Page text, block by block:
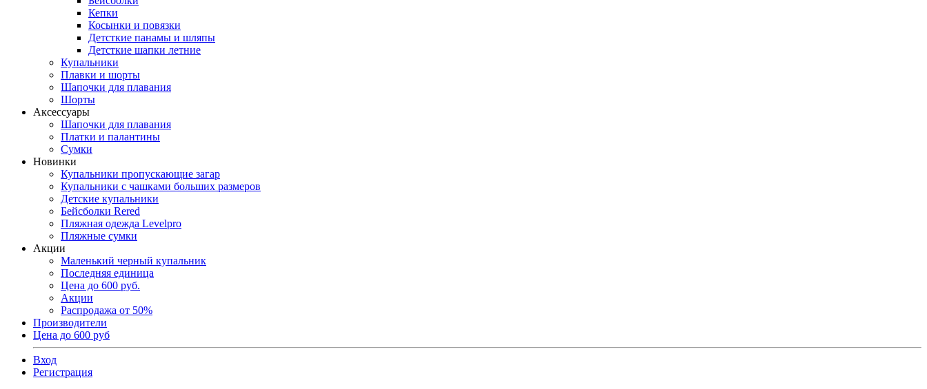
Кепки
Косынки и повязки
Детсткие панамы и шляпы
Детсткие шапки летние
Купальники
Плавки и шорты
Шапочки для плавания
Шорты
Аксессуары
Шапочки для плавания
Платки и палантины
Сумки
Новинки
Купальники пропускающие загар
Купальники с чашками больших размеров
Детские купальники
Бейсболки Rered
Пляжная одежда Levelpro
Пляжные сумки
Акции
Маленький черный купальник
Последняя единица
Цена до 600 руб.
Акции
Распродажа от 50%
Производители
Цена до 600 руб
Вход
Регистрация